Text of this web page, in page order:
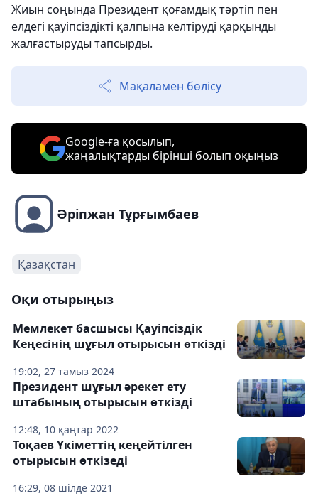
Жиын соңында Президент қоғамдық тәртіп пен
елдегі қауіпсіздікті қалпына келтіруді қарқынды
жалғастыруды тапсырды.
Мақаламен бөлісу
Google-ға қосылып,
жаңалықтарды бірінші болып оқыңыз
Әріпжан Тұрғымбаев
Қазақстан
Оқи отырыңыз
19:02, 27 тамыз 2024
Мемлекет басшысы Қауіпсіздік
Кеңесінің шұғыл отырысын өткізді
12:48, 10 қаңтар 2022
Президент шұғыл әрекет ету
штабының отырысын өткізді
16:29, 08 шілде 2021
Тоқаев Үкіметтің кеңейтілген
отырысын өткізеді